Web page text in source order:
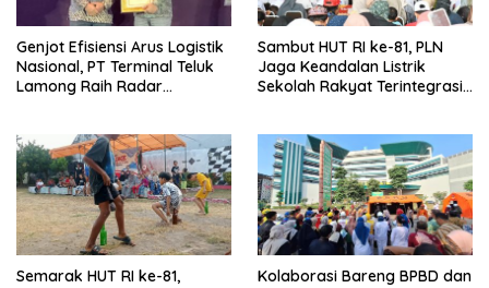
Genjot Efisiensi Arus Logistik
Nasional, PT Terminal Teluk
Lamong Raih Radar
Sambut HUT RI ke-81, PLN
Jaga Keandalan Listrik
Sekolah Rakyat Terintegrasi 1
Semarak HUT RI ke-81,
Kolaborasi Bareng BPBD dan